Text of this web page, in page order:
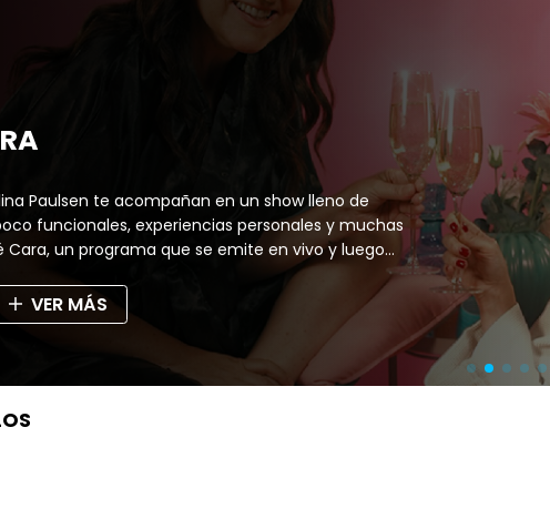
Paulsen te acompañan en un show lleno de
funcionales, experiencias personales y muchas
VER MÁS